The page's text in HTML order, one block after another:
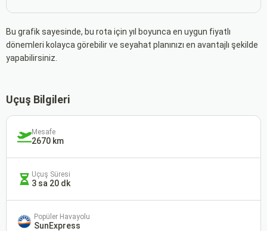
Bu grafik sayesinde, bu rota için yıl boyunca en uygun fiyatlı
dönemleri kolayca görebilir ve seyahat planınızı en avantajlı şekilde
yapabilirsiniz.
Uçuş Bilgileri
Mesafe
2670 km
Uçuş Süresi
3 sa 20 dk
Popüler Havayolu
SunExpress